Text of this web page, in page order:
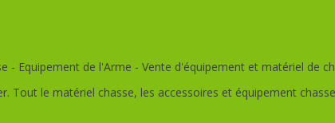
- Equipement de l'Arme - Vente d'équipement et matériel de
Tout le matériel chasse, les accessoires et équipement